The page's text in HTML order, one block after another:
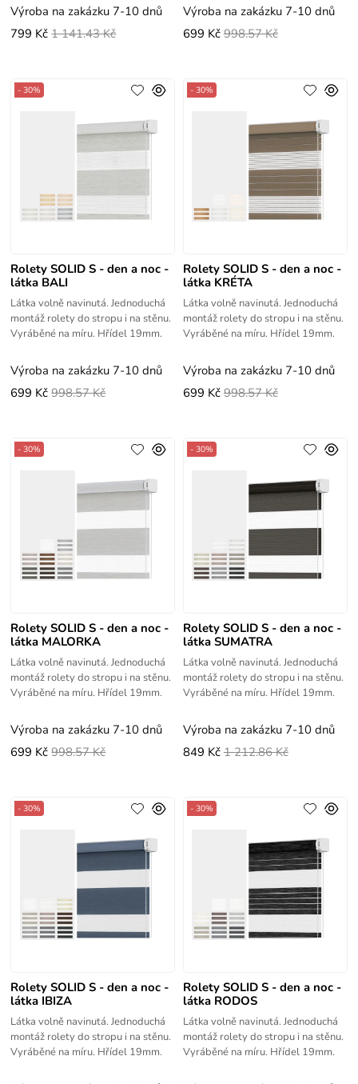
Výroba na zakázku 7-10 dnů
799 Kč 1 141.43 Kč
Výroba na zakázku 7-10 dnů
699 Kč 998.57 Kč
Rolety SOLID S - den a noc -
látka BALI
Látka volně navinutá. Jednoduchá
montáž rolety do stropu i na stěnu.
Vyráběné na míru. Hřídel 19mm.
- 30%
Výroba na zakázku 7-10 dnů
699 Kč 998.57 Kč
Rolety SOLID S - den a noc -
látka KRÉTA
Látka volně navinutá. Jednoduchá
montáž rolety do stropu i na stěnu.
Vyráběné na míru. Hřídel 19mm.
- 30%
Výroba na zakázku 7-10 dnů
699 Kč 998.57 Kč
Rolety SOLID S - den a noc -
látka MALORKA
Látka volně navinutá. Jednoduchá
montáž rolety do stropu i na stěnu.
Vyráběné na míru. Hřídel 19mm.
- 30%
Výroba na zakázku 7-10 dnů
699 Kč 998.57 Kč
Rolety SOLID S - den a noc -
látka SUMATRA
Látka volně navinutá. Jednoduchá
montáž rolety do stropu i na stěnu.
Vyráběné na míru. Hřídel 19mm.
- 30%
Výroba na zakázku 7-10 dnů
849 Kč 1 212.86 Kč
Rolety SOLID S - den a noc -
látka IBIZA
Látka volně navinutá. Jednoduchá
montáž rolety do stropu i na stěnu.
Vyráběné na míru. Hřídel 19mm.
- 30%
Rolety SOLID S - den a noc -
látka RODOS
Látka volně navinutá. Jednoduchá
montáž rolety do stropu i na stěnu.
Vyráběné na míru. Hřídel 19mm.
- 30%